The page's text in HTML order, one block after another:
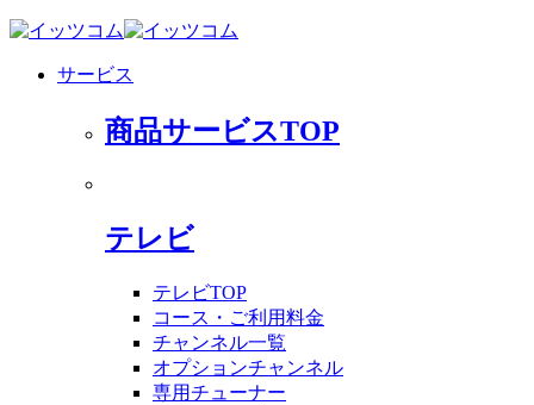
サービス
商品サービスTOP
テレビ
テレビTOP
コース・ご利用料金
チャンネル一覧
オプションチャンネル
専用チューナー